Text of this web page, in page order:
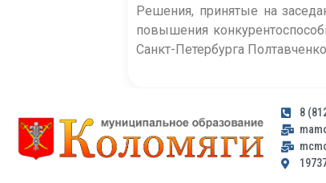
Решения, принятые на
повышения
Санкт-Петербурга
8